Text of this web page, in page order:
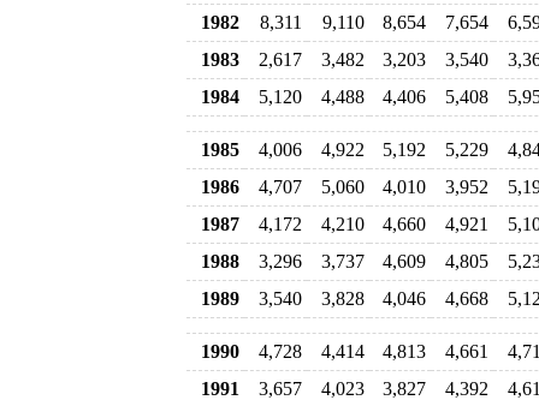
1982
8,311 9,110 8,654 7,654
1983
2,617 3,482 3,203 3,540
1984
5,120 4,488 4,406 5,408
1985 4,006 4,922 5,192 5,229
1986
4,707 5,060 4,010 3,952
1987
4,172 4,210 4,660 4,921
1988
3,296 3,737 4,609 4,805
1989
3,540 3,828 4,046 4,668
1990 4,728 4,414 4,813 4,661
1991
3,657 4,023 3,827 4,392